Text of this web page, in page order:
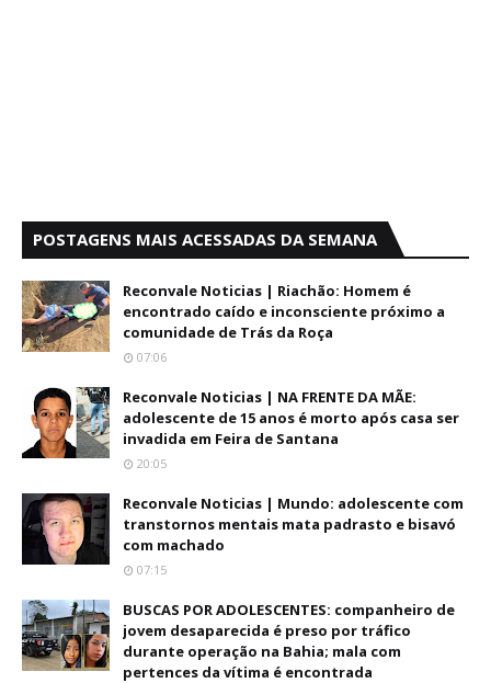
POSTAGENS MAIS ACESSADAS DA SEMANA
Reconvale Noticias | Riachão: Homem é
encontrado caído e inconsciente próximo a
comunidade de Trás da Roça
07:06
Reconvale Noticias | NA FRENTE DA MÃE:
adolescente de 15 anos é morto após casa ser
invadida em Feira de Santana
20:05
Reconvale Noticias | Mundo: adolescente com
transtornos mentais mata padrasto e bisavó
com machado
07:15
BUSCAS POR ADOLESCENTES: companheiro de
jovem desaparecida é preso por tráfico
durante operação na Bahia; mala com
pertences da vítima é encontrada